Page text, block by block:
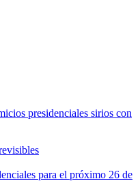
presidenciales sirios con
para el próximo 26 de